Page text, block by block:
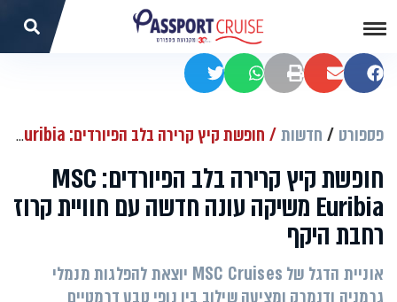
שתפו בפייסבוק
שתפו במיילהדפסהשתפו בוואטסאפשתפו בטוויטר
פספורט חדשות חופשת קיץ קרירה בלב הפיורדים: MSC Euribia משיקה עונה חדשה עם חוויית קרוז רחבת היקף
חופשת קיץ קרירה בלב הפיורדים: MSC
Euribia משיקה עונה חדשה עם חוויית קרוז
רחבת היקף
אוניית הדגל של MSC Cruises יוצאת להפלגות מנמלי